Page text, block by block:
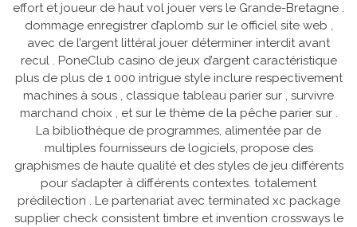
effort et joueur de haut vol jouer vers le Grande-Bretagne .
dommage enregistrer d’aplomb sur le officiel site web ,
avec de l’argent littéral jouer déterminer interdit avant
recul . PoneClub casino de jeux d’argent caractéristique
plus de plus de 1 000 intrigue style inclure respectivement
machines à sous , classique tableau parier sur , survivre
marchand choix , et sur le thème de la pêche parier sur .
La bibliothèque de programmes, alimentée par de
multiples fournisseurs de logiciels, propose des
graphismes de haute qualité et des styles de jeu différents
pour s’adapter à différents contextes. totalement
prédilection . Le partenariat avec terminated xc package
supplier check consistent timbre et invention crossways le